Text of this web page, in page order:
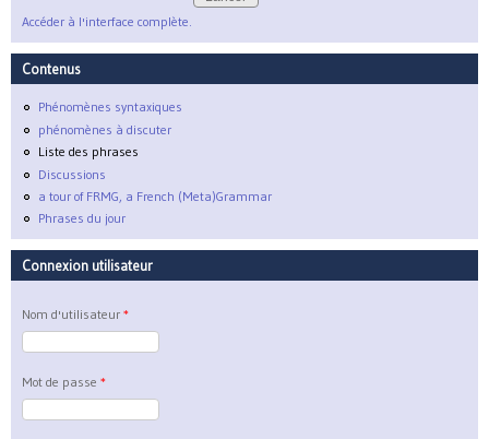
Accéder à l'interface complète.
Contenus
Phénomènes syntaxiques
phénomènes à discuter
Liste des phrases
Discussions
a tour of FRMG, a French (Meta)Grammar
Phrases du jour
Connexion utilisateur
Nom d'utilisateur *
Mot de passe *